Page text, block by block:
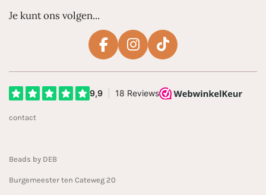
Je kunt ons volgen...
F
e
I
t
T
T
contact
Beads by DEB
Burgemeester ten Cateweg 20